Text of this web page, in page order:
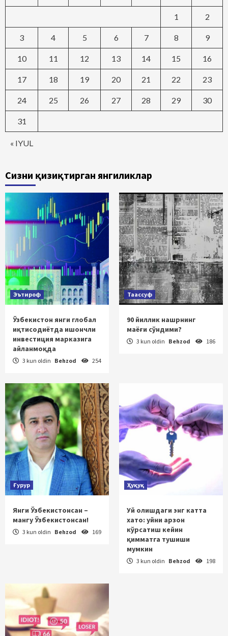
« IYUL
1 2
3 4 5 6 7 8 9
10 11 12 13 14 15 16
17 18 19 20 21 22 23
24 25 26 27 28 29 30
31
Сизни қизиқтирган янгиликлар
Эътироф
Ўзбекистон янги глобал
иқтисодиётда ишончли
инвестиция марказига
айланмоқда
3 kun oldin Behzod 254
Таассуф
90 йиллик нашрнинг
маёғи сўндими?
3 kun oldin Behzod 186
Ғурур
Янги Ўзбекистонсан –
мангу Ўзбекистонсан!
3 kun oldin Behzod 169
Ҳуқуқ
Уй олишдаги энг катта
хато: уйни арзон
кўрсатиш кейин
қимматга тушиши
мумкин
3 kun oldin Behzod 198